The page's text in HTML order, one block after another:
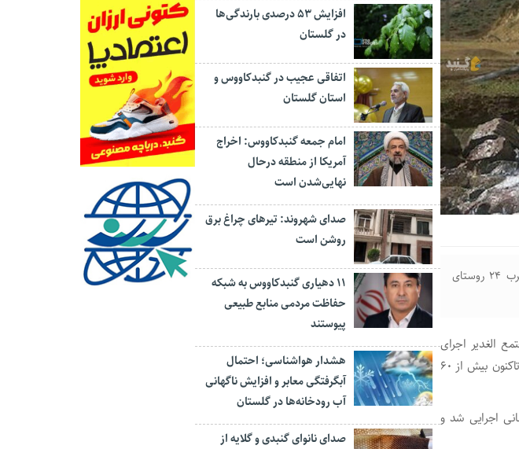
سرپرست شرکت آب و فاضلاب گلستان گفت: با اجرای عملیات خط انتقال آب شرب مشکل آب شرب ۲۴ روستای
الغدیر اجرای
عملیات خط انتقال به طول ۱۸ کیلومتر جهت رفع مشکل آب شرب این مجتمع در حال انجام است که تاکنون بیش از ۶۰
اجرایی شد و
افزایش ۵۳ درصدی بارندگی‌ها
در گلستان
اتفاقی عجیب در‌ گنبدکاووس و
استان گلستان
امام جمعه گنبدکاووس: اخراج
آمریکا از منطقه درحال
نهایی‌شدن است
صدای شهروند: تیرهای چراغ برق
روشن است
۱۱ دهیاری گنبدکاووس به شبکه
حفاظت مردمی منابع طبیعی
پیوستند
هشدار هواشناسی؛ احتمال
آبگرفتگی معابر و افزایش ناگهانی
آب رودخانه‌ها در گلستان
صدای نانوای گنبدی و گلایه از